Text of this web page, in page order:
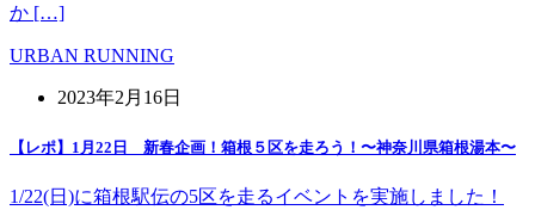
か […]
URBAN RUNNING
2023年2月16日
【レポ】1月22日 新春企画！箱根５区を走ろう！〜神奈川県箱根湯本〜
1/22(日)に箱根駅伝の5区を走るイベントを実施しました！